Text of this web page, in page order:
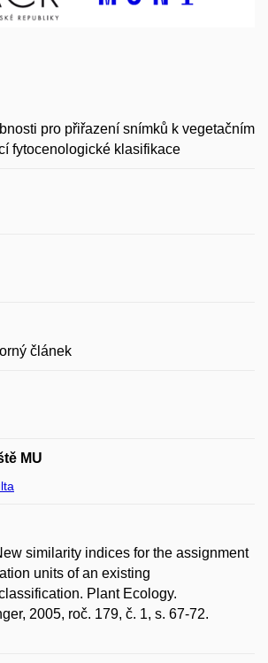
pro přiřazení snímků k vegetačním
fytocenologické klasifikace
článek
MU
similarity indices for the assignment
units of an existing
Plant Ecology.
2005, roč. 179, č. 1, s. 67-72.